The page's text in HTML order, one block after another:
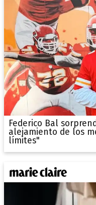
Federico Bal
alejamiento de los
límites"